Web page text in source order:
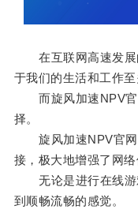
在互联网高速发展
于我们的生活和工作至
而旋风加速NPV官
择。
旋风加速NPV官网
接，极大地增强了网络
无论是进行在线游
到顺畅流畅的感觉。